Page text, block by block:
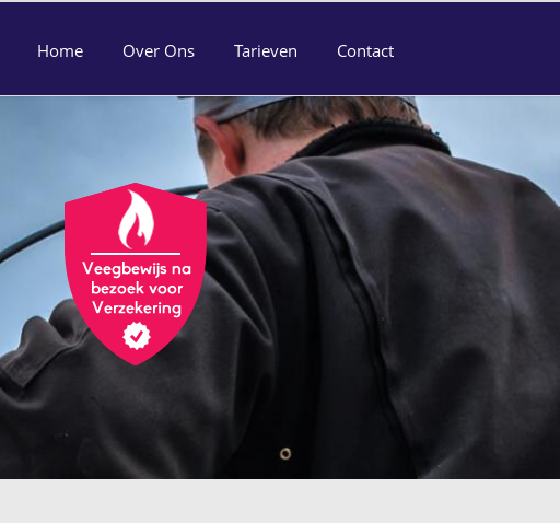
Home Over Ons Tarieven Contact